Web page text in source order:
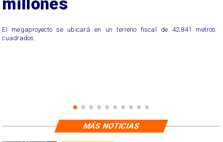
El megaproyecto se ubicará en un terreno fiscal de 42.841 metros
cuadrados.
MÁS NOTICIAS